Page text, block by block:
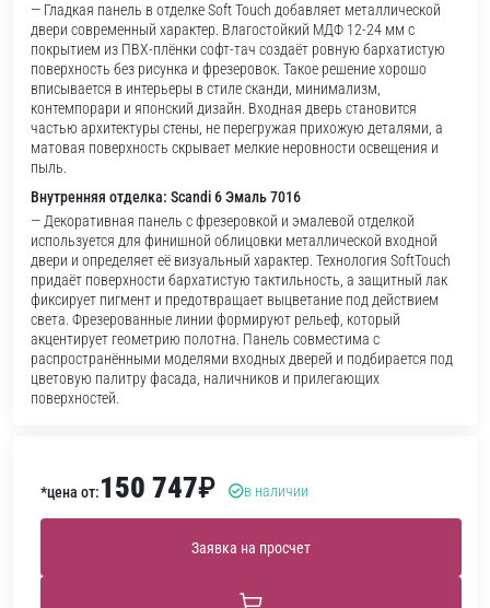
— Гладкая панель в отделке Soft Touch добавляет металлической
двери современный характер. Влагостойкий МДФ 12-24 мм с
покрытием из ПВХ-плёнки софт-тач создаёт ровную бархатистую
поверхность без рисунка и фрезеровок. Такое решение хорошо
вписывается в интерьеры в стиле сканди, минимализм,
контемпорари и японский дизайн. Входная дверь становится
частью архитектуры стены, не перегружая прихожую деталями, а
матовая поверхность скрывает мелкие неровности освещения и
пыль.
Внутренняя отделка: Scandi 6 Эмаль 7016
— Декоративная панель с фрезеровкой и эмалевой отделкой
используется для финишной облицовки металлической входной
двери и определяет её визуальный характер. Технология SoftTouch
придаёт поверхности бархатистую тактильность, а защитный лак
фиксирует пигмент и предотвращает выцветание под действием
света. Фрезерованные линии формируют рельеф, который
акцентирует геометрию полотна. Панель совместима с
распространёнными моделями входных дверей и подбирается под
цветовую палитру фасада, наличников и прилегающих
поверхностей.
*цена от:150 747₽ в наличии
Заявка на просчет